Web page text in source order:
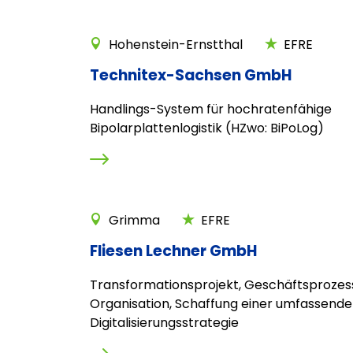
Hohenstein-Ernstthal EFRE
Technitex-Sachsen GmbH
Handlings-System für hochratenfähige
Bipolarplattenlogistik (HZwo: BiPoLog)
Grimma EFRE
Fliesen Lechner GmbH
Transformationsprojekt,
Organisation, Schaffung einer
Digitalisierungsstrategie